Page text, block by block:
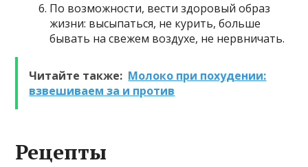
По возможности, вести здоровый образ
жизни: высыпаться, не курить, больше
бывать на свежем воздухе, не нервничать.
Читайте также: Молоко при похудении:
взвешиваем за и против
Рецепты